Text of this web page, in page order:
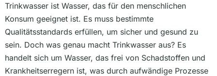
Trinkwasser ist Wasser, das für den menschlichen
Konsum geeignet ist. Es muss bestimmte
Qualitätsstandards erfüllen, um sicher und gesund zu
sein. Doch was genau macht Trinkwasser aus? Es
handelt sich um Wasser, das frei von Schadstoffen und
Krankheitserregern ist, was durch aufwändige Prozesse